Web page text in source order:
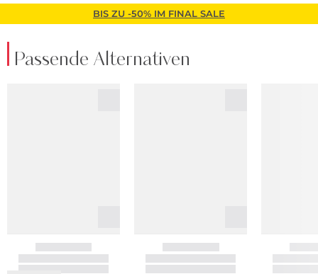
BIS ZU -50% IM FINAL SALE
Passende Alternativen